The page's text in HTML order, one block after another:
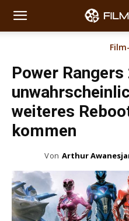
Power
weiteres
kommen
Von Arthur